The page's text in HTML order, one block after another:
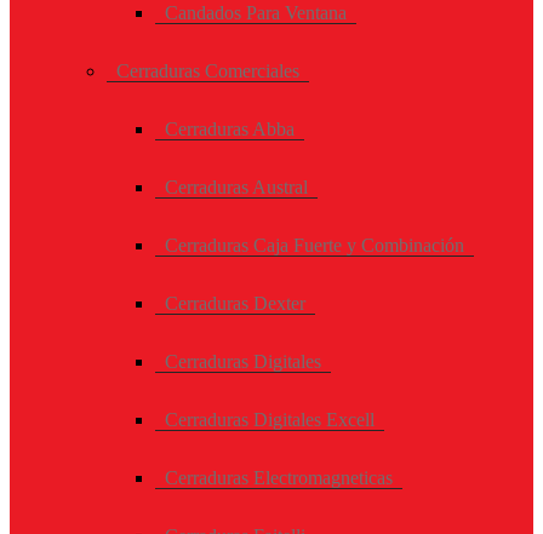
Candados Para Ventana
Cerraduras Comerciales
Cerraduras Abba
Cerraduras Austral
Cerraduras Caja Fuerte y Combinación
Cerraduras Dexter
Cerraduras Digitales
Cerraduras Digitales Excell
Cerraduras Electromagneticas